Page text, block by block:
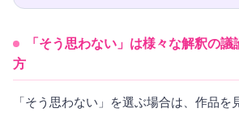
「そう思わない」は様々な解釈の
方
「そう思わない」を選ぶ場合は、作品を